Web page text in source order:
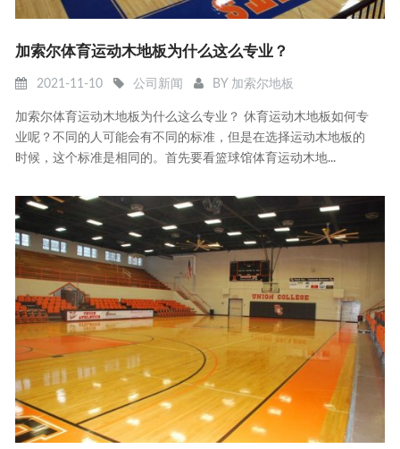
加索尔体育运动木地板为什么这么专业？
2021-11-10 公司新闻 BY 加索尔地板
加索尔体育运动木地板为什么这么专业？ 休育运动木地板如何专
业呢？不同的人可能会有不同的标准，但是在选择运动木地板的
时候，这个标准是相同的。首先要看篮球馆体育运动木地...